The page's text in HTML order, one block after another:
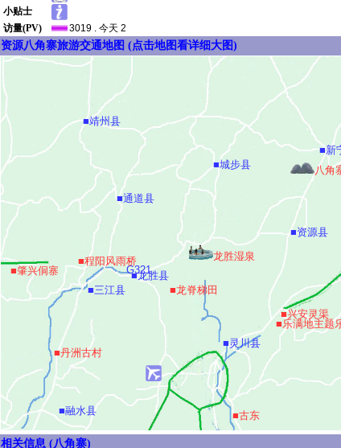
小贴士
访量(PV)
3019 . 今天 2
资源八角寨旅游交通地图 (点击地图看详细大图)
■龙脊梯田
■城步县 八角
■兴安灵渠
■古东
■乐满地主题
龙胜湿泉
G321
■龙胜县
■三江县
■资源县
■新
■靖州县
■通道县
■程阳风雨桥
■融水县
■丹洲古村
■肇兴侗寨
■灵川县
相关信息 (八角寨)